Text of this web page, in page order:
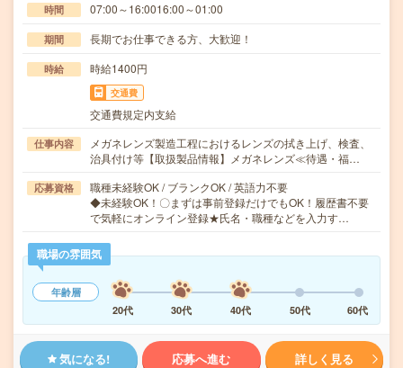
時間 07:00～16:0016:00～01:00
期間 長期でお仕事できる方、大歓迎！
時給 時給1400円
交通費
交通費規定内支給
仕事内容
メガネレンズ製造工程におけるレンズの拭き上げ、検査、
治具付け等【取扱製品情報】メガネレンズ≪待遇・福…
応募資格
職種未経験OK / ブランクOK / 英語力不要
◆未経験OK！〇まずは事前登録だけでもOK！履歴書不要
で気軽にオンライン登録★氏名・職種などを入力す…
職場の雰囲気
年齢層
20代
30代 40代 50代 60代
気になる! 応募へ進む 詳しく見る